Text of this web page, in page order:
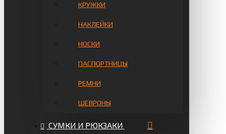
КРУЖКИ
НАКЛЕЙКИ
НОСКИ
ПАСПОРТНИЦЫ
РЕМНИ
ШЕВРОНЫ
СУМКИ И РЮКЗАКИ